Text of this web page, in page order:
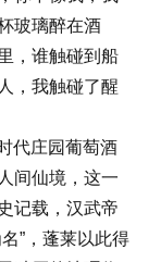
玻璃醉在酒
，谁触碰到船
，我触碰了醒
间仙境，这一
记载，汉武帝
”，蓬莱以此得